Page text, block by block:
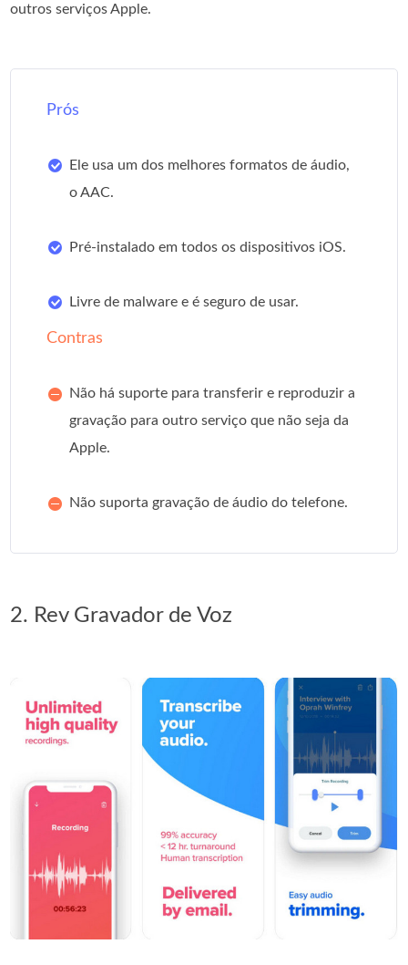
outros serviços Apple.
Prós
Ele usa um dos melhores formatos de áudio,
o AAC.
Pré-instalado em todos os dispositivos iOS.
Livre de malware e é seguro de usar.
Contras
Não há suporte para transferir e reproduzir a
gravação para outro serviço que não seja da
Apple.
Não suporta gravação de áudio do telefone.
2. Rev Gravador de Voz